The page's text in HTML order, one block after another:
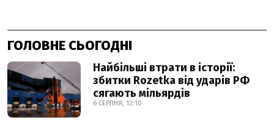
ГОЛОВНЕ СЬОГОДНІ
Найбільші втрати в історії:
збитки Rozetka від ударів РФ
сягають мільярдів
6 СЕРПНЯ, 12:10